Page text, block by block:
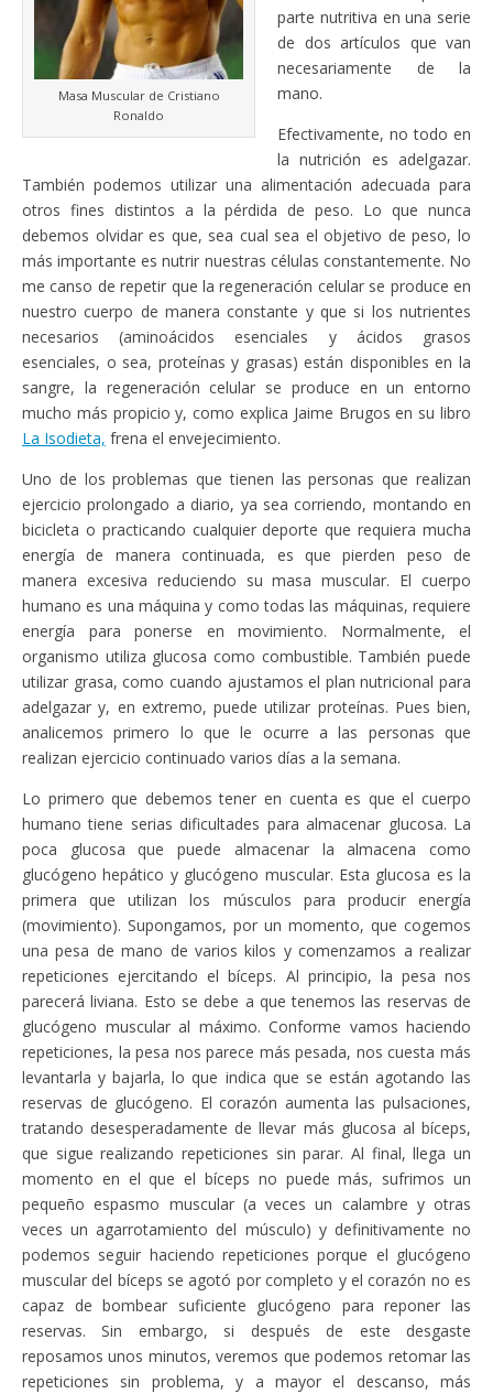
Masa Muscular de Cristiano
Ronaldo
parte nutritiva en una serie
de dos artículos que van
necesariamente de la
mano.
Efectivamente, no todo en
la nutrición es adelgazar.
También podemos utilizar una alimentación adecuada para
otros fines distintos a la pérdida de peso. Lo que nunca
debemos olvidar es que, sea cual sea el objetivo de peso, lo
más importante es nutrir nuestras células constantemente. No
me canso de repetir que la regeneración celular se produce en
nuestro cuerpo de manera constante y que si los nutrientes
necesarios (aminoácidos esenciales y ácidos grasos
esenciales, o sea, proteínas y grasas) están disponibles en la
sangre, la regeneración celular se produce en un entorno
mucho más propicio y, como explica Jaime Brugos en su libro
La Isodieta, frena el envejecimiento.
Uno de los problemas que tienen las personas que realizan
ejercicio prolongado a diario, ya sea corriendo, montando en
bicicleta o practicando cualquier deporte que requiera mucha
energía de manera continuada, es que pierden peso de
manera excesiva reduciendo su masa muscular. El cuerpo
humano es una máquina y como todas las máquinas, requiere
energía para ponerse en movimiento. Normalmente, el
organismo utiliza glucosa como combustible. También puede
utilizar grasa, como cuando ajustamos el plan nutricional para
adelgazar y, en extremo, puede utilizar proteínas. Pues bien,
analicemos primero lo que le ocurre a las personas que
realizan ejercicio continuado varios días a la semana.
Lo primero que debemos tener en cuenta es que el cuerpo
humano tiene serias dificultades para almacenar glucosa. La
poca glucosa que puede almacenar la almacena como
glucógeno hepático y glucógeno muscular. Esta glucosa es la
primera que utilizan los músculos para producir energía
(movimiento). Supongamos, por un momento, que cogemos
una pesa de mano de varios kilos y comenzamos a realizar
repeticiones ejercitando el bíceps. Al principio, la pesa nos
parecerá liviana. Esto se debe a que tenemos las reservas de
glucógeno muscular al máximo. Conforme vamos haciendo
repeticiones, la pesa nos parece más pesada, nos cuesta más
levantarla y bajarla, lo que indica que se están agotando las
reservas de glucógeno. El corazón aumenta las pulsaciones,
tratando desesperadamente de llevar más glucosa al bíceps,
que sigue realizando repeticiones sin parar. Al final, llega un
momento en el que el bíceps no puede más, sufrimos un
pequeño espasmo muscular (a veces un calambre y otras
veces un agarrotamiento del músculo) y definitivamente no
podemos seguir haciendo repeticiones porque el glucógeno
muscular del bíceps se agotó por completo y el corazón no es
capaz de bombear suficiente glucógeno para reponer las
reservas. Sin embargo, si después de este desgaste
reposamos unos minutos, veremos que podemos retomar las
repeticiones sin problema, y a mayor el descanso, más